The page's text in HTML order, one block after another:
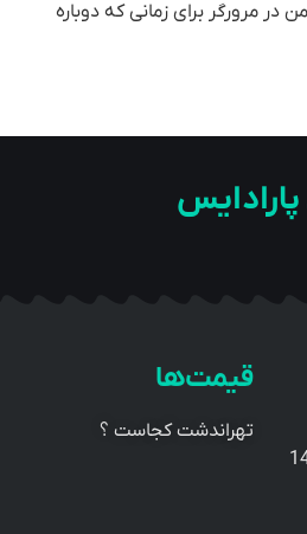
برای زمانی که دوباره
قیمت‌ها
تهراندشت کجاست ؟